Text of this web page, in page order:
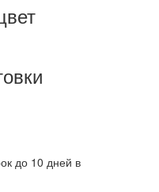
до 10 дней в